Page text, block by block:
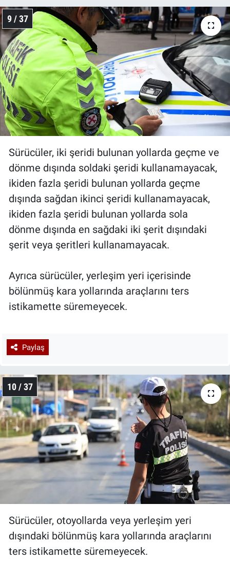
9 / 37
Sürücüler, iki şeridi bulunan yollarda geçme ve
dönme dışında soldaki şeridi kullanamayacak,
ikiden fazla şeridi bulunan yollarda geçme
dışında sağdan ikinci şeridi kullanamayacak,
ikiden fazla şeridi bulunan yollarda sola
dönme dışında en sağdaki iki şerit dışındaki
şerit veya şeritleri kullanamayacak.
Ayrıca sürücüler, yerleşim yeri içerisinde
bölünmüş kara yollarında araçlarını ters
istikamette süremeyecek.
Paylaş
10 / 37
Sürücüler, otoyollarda veya yerleşim yeri
dışındaki bölünmüş kara yollarında araçlarını
ters istikamette süremeyecek.